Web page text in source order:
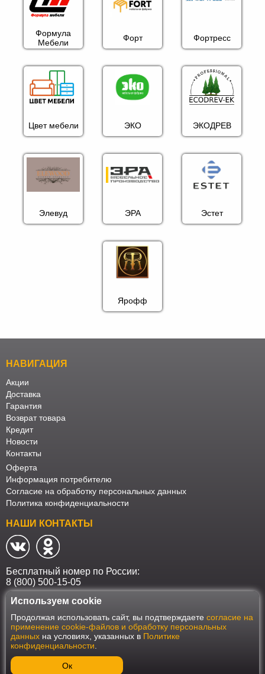
Формула
Мебели
Форт Фортресс
Цвет мебели ЭКО ЭКОДРЕВ
Элевуд ЭРА Эстет
Ярофф
НАВИГАЦИЯ
Акции
Доставка
Гарантия
Возврат товара
Кредит
Новости
Контакты
Оферта
Информация потребителю
Согласие на обработку персональных данных
Политика конфиденциальности
НАШИ КОНТАКТЫ
Бесплатный номер по России:
8 (800) 500-15-05
Наш интернет-магазин работает в соответствии с требованиями
Федерального закона от 27 июля 2006 года №152-ФЗ "О персональных
данных". Оформить заказ на сайте Мебеласка возможно только при
наличии согласия на обработку Ваших персональных данных. Для
улучшения работы сайта и его взаимодействия с пользователями мы
используем файлы cookie. Продолжая пользоваться сайтом, вы
соглашаетесь с использованием cookie.
Используем cookie
Продолжая использовать сайт, вы подтверждаете согласие на
применение cookie-файлов и обработку персональных
данных на условиях, указанных в Политике
конфиденциальности
Ок